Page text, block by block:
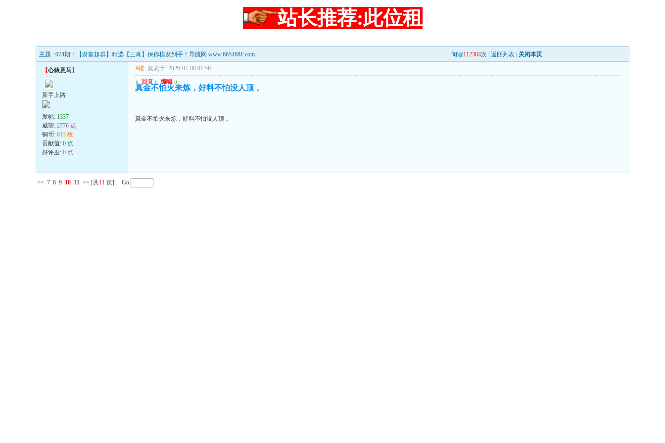
站长推荐:此位租
主题 : 074期：【财富超群】精选【三肖】保你横财到手！导航网 www.665468F.com 阅读112384次 | 返回列表 关闭本页
【心猿意马 】
新手上路
发帖: 1337
威望: 2776 点
铜币: 613 枚
贡献值: 0 点
好评度: 0 点
9楼 发表于: 2026-07-08 01:56 ---
u 回复 u 编辑 u
真金不怕火来炼，好料不怕没人顶，
真金不怕火来炼，好料不怕没人顶，
<< 7 8 9 10 11 >> [共11 页] Go